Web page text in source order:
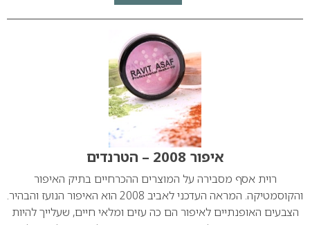
איפור 2008 – הטרנדים
רוית אסף מסבירה על המוצרים ההכרחיים בתיק האיפור
והקוסמטיקה. המראה העדכני לאביב 2008 הוא האיפור הנועז והבהיר.
הצבעים האופנתיים לאיפור הם כה עזים ומלאי חיים, שעלייך להיות